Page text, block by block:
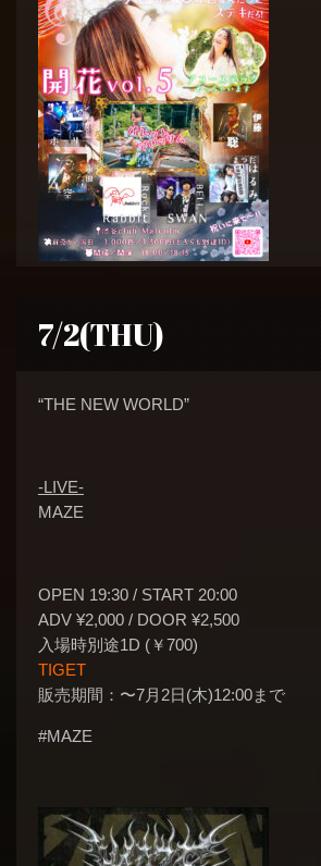
7/2(THU)
“THE NEW WORLD”
-LIVE-
MAZE
OPEN 19:30 / START 20:00
ADV ¥2,000 / DOOR ¥2,500
入場時別途1D (￥700)
TIGET
販売期間：〜7月2日(木)12:00まで
#MAZE